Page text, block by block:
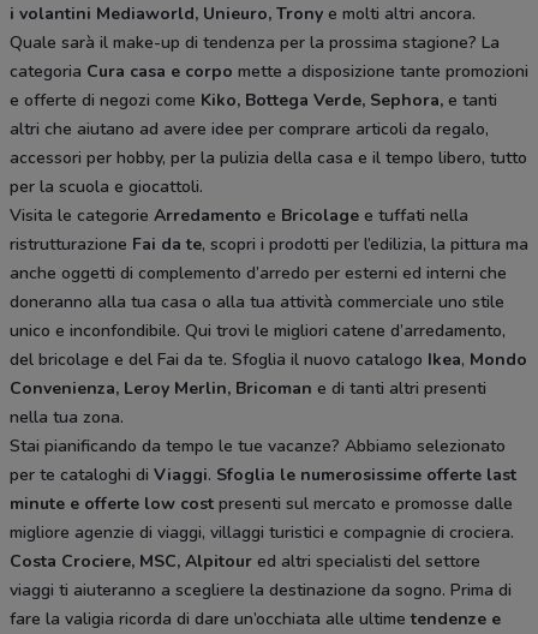
i volantini Mediaworld, Unieuro, Trony e molti altri ancora.
Quale sarà il make-up di tendenza per la prossima stagione? La
categoria Cura casa e corpo mette a disposizione tante promozioni
e offerte di negozi come Kiko, Bottega Verde, Sephora, e tanti
altri che aiutano ad avere idee per comprare articoli da regalo,
accessori per hobby, per la pulizia della casa e il tempo libero, tutto
per la scuola e giocattoli.
Visita le categorie Arredamento e Bricolage e tuffati nella
ristrutturazione Fai da te, scopri i prodotti per l’edilizia, la pittura ma
anche oggetti di complemento d’arredo per esterni ed interni che
doneranno alla tua casa o alla tua attività commerciale uno stile
unico e inconfondibile. Qui trovi le migliori catene d’arredamento,
del bricolage e del Fai da te. Sfoglia il nuovo catalogo Ikea, Mondo
Convenienza, Leroy Merlin, Bricoman e di tanti altri presenti
nella tua zona.
Stai pianificando da tempo le tue vacanze? Abbiamo selezionato
per te cataloghi di Viaggi. Sfoglia le numerosissime offerte last
minute e offerte low cost presenti sul mercato e promosse dalle
migliore agenzie di viaggi, villaggi turistici e compagnie di crociera.
Costa Crociere, MSC, Alpitour ed altri specialisti del settore
viaggi ti aiuteranno a scegliere la destinazione da sogno. Prima di
fare la valigia ricorda di dare un’occhiata alle ultimetendenze e